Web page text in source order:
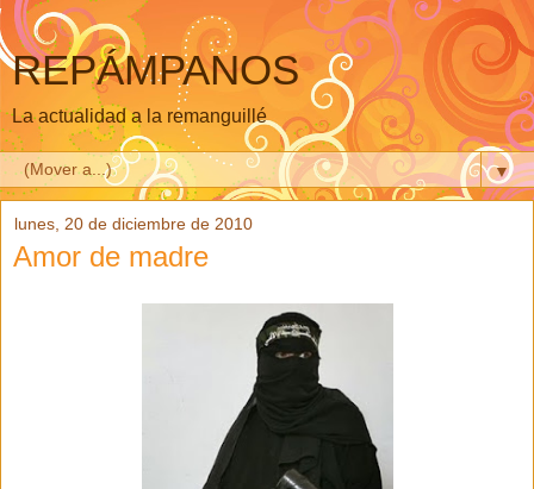
REPÁMPANOS
La actualidad a la remanguillé
▼
lunes, 20 de diciembre de 2010
Amor de madre